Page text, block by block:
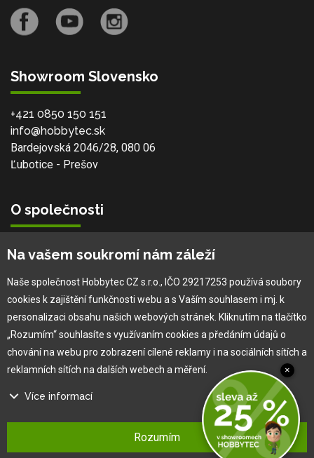
Showroom Slovensko
+421 0850 150 151
info@hobbytec.sk
Bardejovská 2046/28, 080 06
Ľubotice - Prešov
O společnosti
Vlastní výroba
Náš tým
O nás
Pro zákazníka
Obchodní podmínky
Jak na reklamaci
Na vašem soukromí nám záleží
Naše společnost Hobbytec CZ s.r.o., IČO 29217253 používá soubory
cookies k zajištění funkčnosti webu a s Vaším souhlasem i mj. k
personalizaci obsahu našich webových stránek. Kliknutím na tlačítko
„Rozumím“ souhlasíte s využívaním cookies a předáním údajů o
chování na webu pro zobrazení cílené reklamy i na sociálních sítích a
reklamních sítích na dalších webech a měření.
Více informací
Na našem webu používáme několik druhů kategorií cookies:
Rozumím
×